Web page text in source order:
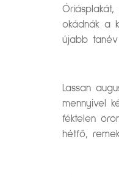
okádnák a
újabb
Lassan
mennyivel
féktelen
hétfő,